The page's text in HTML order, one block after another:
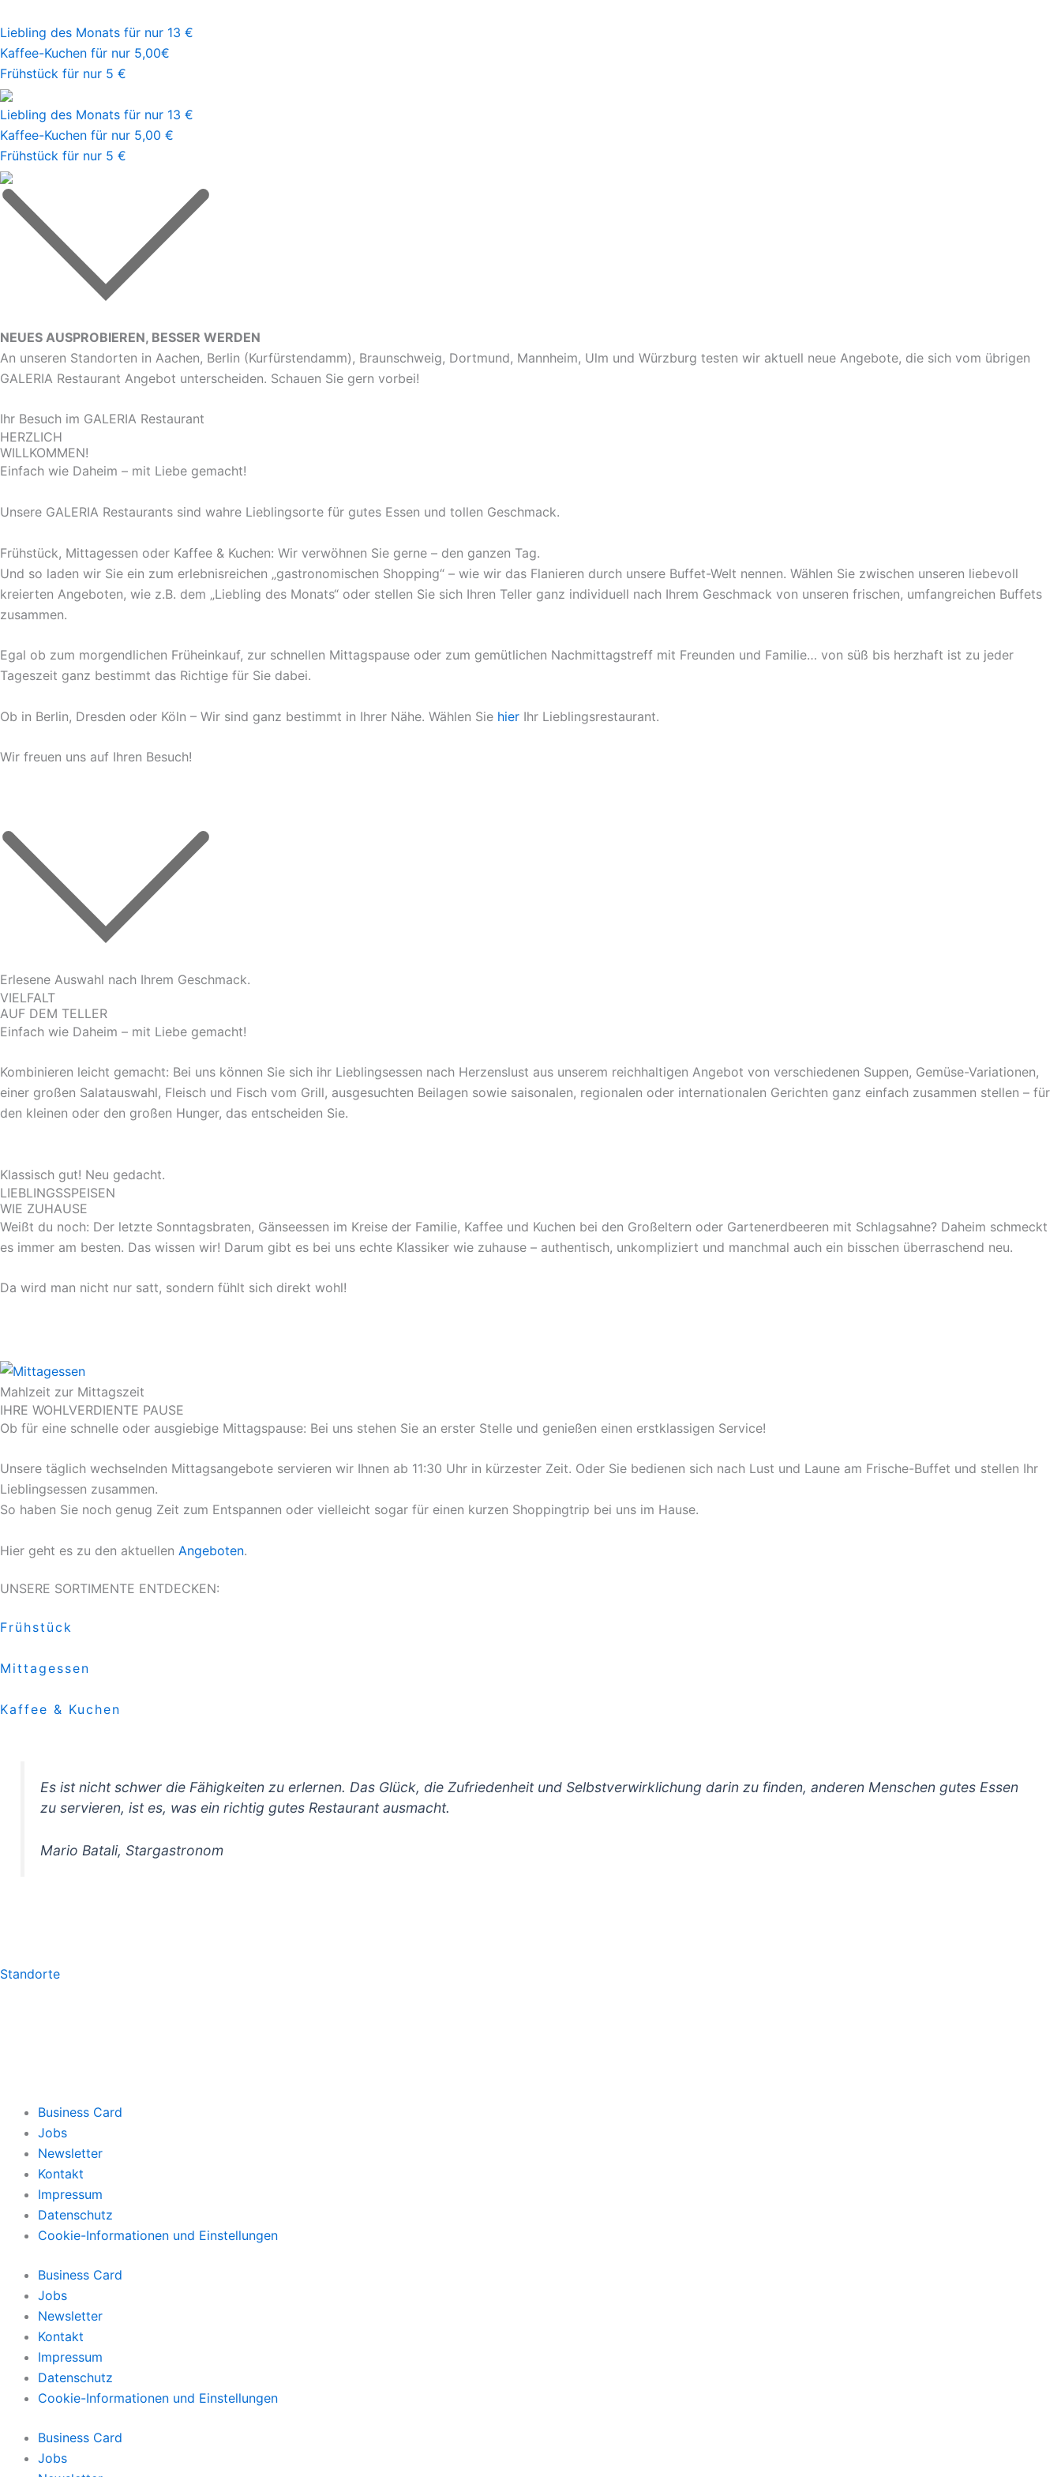
Liebling des Monats für nur 13 €
Kaffee-Kuchen für nur 5,00€
Frühstück für nur 5 €
Liebling des Monats für nur 13 €
Kaffee-Kuchen für nur 5,00 €
Frühstück für nur 5 €
NEUES AUSPROBIEREN, BESSER WERDEN
An unseren Standorten in Aachen, Berlin (Kurfürstendamm), Braunschweig, Dortmund, Mannheim, Ulm und Würzburg testen wir aktuell neue Angebote, die sich vom übrigen
GALERIA Restaurant Angebot unterscheiden. Schauen Sie gern vorbei!
Ihr Besuch im GALERIA Restaurant
HERZLICH
WILLKOMMEN!
Einfach wie Daheim – mit Liebe gemacht!
Unsere GALERIA Restaurants sind wahre Lieblingsorte für gutes Essen und tollen Geschmack.
Frühstück, Mittagessen oder Kaffee & Kuchen: Wir verwöhnen Sie gerne – den ganzen Tag.
Und so laden wir Sie ein zum erlebnisreichen „gastronomischen Shopping“ – wie wir das Flanieren durch unsere Buffet-Welt nennen. Wählen Sie zwischen unseren liebevoll
kreierten Angeboten, wie z.B. dem „Liebling des Monats“ oder stellen Sie sich Ihren Teller ganz individuell nach Ihrem Geschmack von unseren frischen, umfangreichen Buffets
zusammen.
Egal ob zum morgendlichen Früheinkauf, zur schnellen Mittagspause oder zum gemütlichen Nachmittagstreff mit Freunden und Familie… von süß bis herzhaft ist zu jeder
Tageszeit ganz bestimmt das Richtige für Sie dabei.
Ob in Berlin, Dresden oder Köln – Wir sind ganz bestimmt in Ihrer Nähe. Wählen Sie hier Ihr Lieblingsrestaurant.
Wir freuen uns auf Ihren Besuch!
Erlesene Auswahl nach Ihrem Geschmack.
VIELFALT
AUF DEM TELLER
Einfach wie Daheim – mit Liebe gemacht!
Kombinieren leicht gemacht: Bei uns können Sie sich ihr Lieblingsessen nach Herzenslust aus unserem reichhaltigen Angebot von verschiedenen Suppen, Gemüse-Variationen,
einer großen Salatauswahl, Fleisch und Fisch vom Grill, ausgesuchten Beilagen sowie saisonalen, regionalen oder internationalen Gerichten ganz einfach zusammen stellen – für
den kleinen oder den großen Hunger, das entscheiden Sie.
Klassisch gut! Neu gedacht.
LIEBLINGSSPEISEN
WIE ZUHAUSE
Weißt du noch: Der letzte Sonntagsbraten, Gänseessen im Kreise der Familie, Kaffee und Kuchen bei den Großeltern oder Gartenerdbeeren mit Schlagsahne? Daheim schmeckt
es immer am besten. Das wissen wir! Darum gibt es bei uns echte Klassiker wie zuhause – authentisch, unkompliziert und manchmal auch ein bisschen überraschend neu.
Da wird man nicht nur satt, sondern fühlt sich direkt wohl!
Mahlzeit zur Mittagszeit
IHRE WOHLVERDIENTE PAUSE
Ob für eine schnelle oder ausgiebige Mittagspause: Bei uns stehen Sie an erster Stelle und genießen einen erstklassigen Service!
Unsere täglich wechselnden Mittagsangebote servieren wir Ihnen ab 11:30 Uhr in kürzester Zeit. Oder Sie bedienen sich nach Lust und Laune am Frische-Buffet und stellen Ihr
Lieblingsessen zusammen.
So haben Sie noch genug Zeit zum Entspannen oder vielleicht sogar für einen kurzen Shoppingtrip bei uns im Hause.
Hier geht es zu den aktuellen Angeboten.
UNSERE SORTIMENTE ENTDECKEN:
Frühstück
Mittagessen
Kaffee & Kuchen
Es ist nicht schwer die Fähigkeiten zu erlernen. Das Glück, die Zufriedenheit und Selbstverwirklichung darin zu finden, anderen Menschen gutes Essen
zu servieren, ist es, was ein richtig gutes Restaurant ausmacht.
Mario Batali, Stargastronom
Standorte
Business Card
Jobs
Newsletter
Kontakt
Impressum
Datenschutz
Cookie-Informationen und Einstellungen
Business Card
Jobs
Newsletter
Kontakt
Impressum
Datenschutz
Cookie-Informationen und Einstellungen
Business Card
Jobs